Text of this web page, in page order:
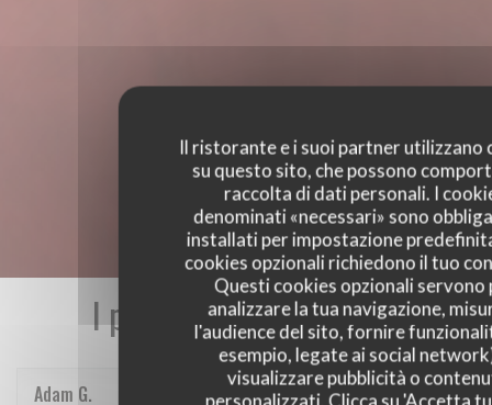
Il ristorante e i suoi partner utilizzano
su questo sito, che possono
raccolta di dati personali. I
denominati «necessari» sono
installati per impostazione
cookies opzionali richiedono il tuo
Questi cookies opzionali servono
analizzare la tua navigazione,
l'audience del sito, fornire
esempio, legate ai social
visualizzare pubblicità o
personalizzati. Clicca su 'Accetta
I pareri dei nostri clienti
Adam G